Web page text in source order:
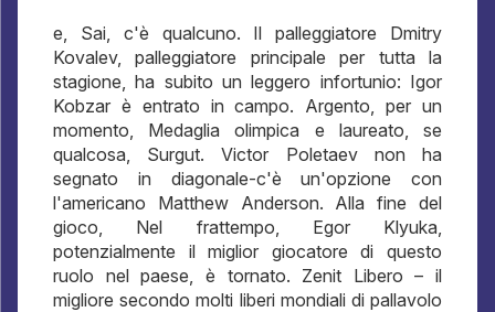
e, Sai, c'è qualcuno. Il palleggiatore Dmitry
Kovalev, palleggiatore principale per tutta la
stagione, ha subito un leggero infortunio: Igor
Kobzar è entrato in campo. Argento, per un
momento, Medaglia olimpica e laureato, se
qualcosa, Surgut. Victor Poletaev non ha
segnato in diagonale-c'è un'opzione con
l'americano Matthew Anderson. Alla fine del
gioco, Nel frattempo, Egor Klyuka,
potenzialmente il miglior giocatore di questo
ruolo nel paese, è tornato. Zenit Libero – il
migliore secondo molti liberi mondiali di pallavolo